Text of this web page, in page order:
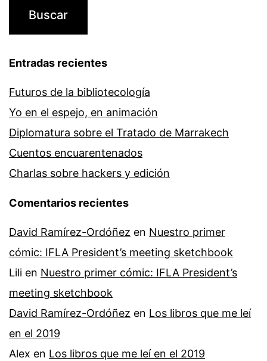
Entradas recientes
Futuros de la bibliotecología
Yo en el espejo, en animación
Diplomatura sobre el Tratado de Marrakech
Cuentos encuarentenados
Charlas sobre hackers y edición
Comentarios recientes
David Ramírez-Ordóñez en Nuestro primer
cómic: IFLA President’s meeting sketchbook
Lili en Nuestro primer cómic: IFLA President’s
meeting sketchbook
David Ramírez-Ordóñez en Los libros que me leí
en el 2019
Alex en Los libros que me leí en el 2019